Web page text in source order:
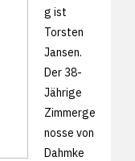
g ist
Torsten
Jansen.
Der 38-
Jährige
Zimmerge
nosse von
Dahmke